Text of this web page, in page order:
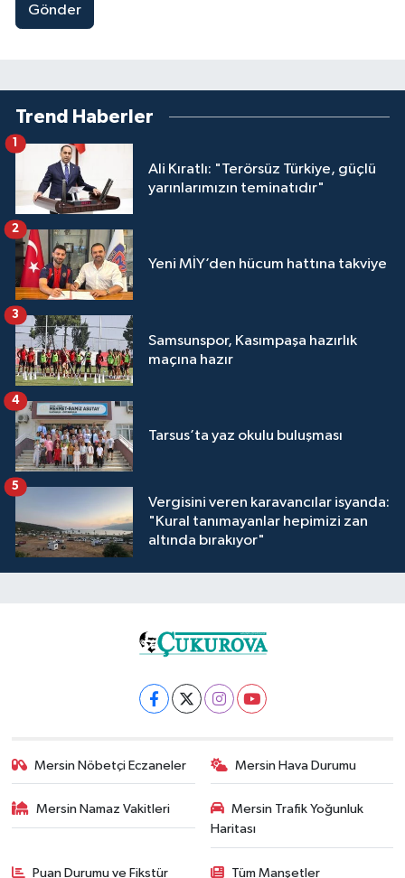
Gönder
Trend Haberler
Ali Kıratlı: "Terörsüz Türkiye, güçlü
yarınlarımızın teminatıdır"
1
Yeni MİY’den hücum hattına takviye
2
Samsunspor, Kasımpaşa hazırlık
maçına hazır
3
Tarsus’ta yaz okulu buluşması
4
Vergisini veren karavancılar isyanda:
"Kural tanımayanlar hepimizi zan
altında bırakıyor"
5
Mersin Nöbetçi Eczaneler Mersin Hava Durumu
Mersin Namaz Vakitleri
Mersin Trafik Yoğunluk
Haritası
Puan Durumu ve Fikstür Tüm Manşetler